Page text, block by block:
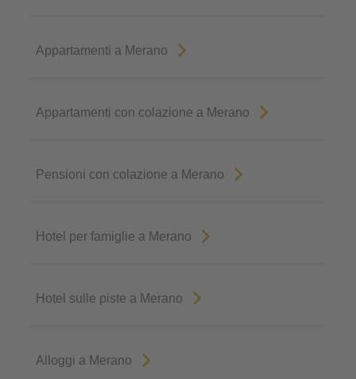
Appartamenti a Merano
Appartamenti con colazione a Merano
Pensioni con colazione a Merano
Hotel per famiglie a Merano
Hotel sulle piste a Merano
Alloggi a Merano